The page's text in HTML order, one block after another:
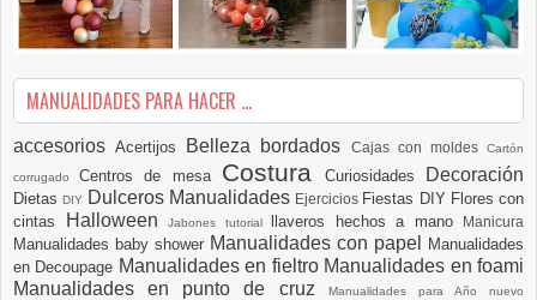
MANUALIDADES PARA HACER ...
accesoriosAcertijos Belleza bordados Cajas con moldesCartón
corrugadoCentros de mesa Costura Curiosidades Decoración
DietasDIY Dulceros Manualidades Ejercicios Fiestas DIY Flores con
cintas
Halloween Jabones tutorial llaveros hechos a mano Manicura
Manualidades baby shower Manualidades con papel
Manualidades
en Decoupage Manualidades en fieltro Manualidades en foami
Manualidades en punto de cruz
Manualidades para Año nuevo